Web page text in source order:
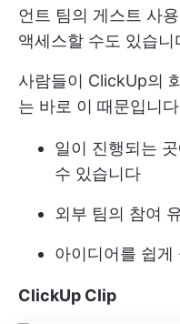
언트 팀의 게스트 사
액세스할 수도 있습니
사람들이 ClickUp의
는 바로 이 때문입니
일이 진행되는
수 있습니다
외부 팀의 참여
아이디어를 쉽게
ClickUp Clip